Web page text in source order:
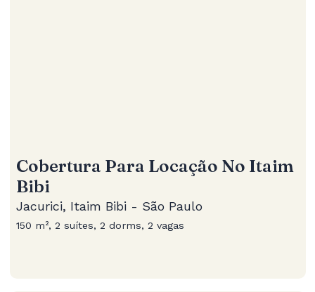
Cobertura Para Locação No Itaim
Bibi
Jacurici, Itaim Bibi - São Paulo
150 m², 2 suítes, 2 dorms, 2 vagas